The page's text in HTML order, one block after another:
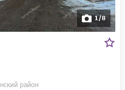
1/8
район